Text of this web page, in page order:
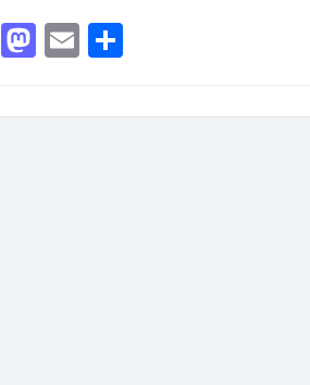
Facebook
Mastodon
Email